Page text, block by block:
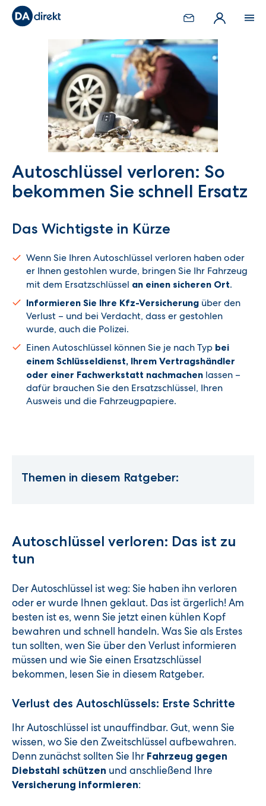
Autoschlüssel verloren: So
bekommen Sie schnell Ersatz
Das Wichtigste in Kürze
Wenn Sie Ihren Autoschlüssel verloren haben oder
er Ihnen gestohlen wurde, bringen Sie Ihr Fahrzeug
mit dem Ersatzschlüssel an einen sicheren Ort.
Informieren Sie Ihre Kfz-Versicherung über den
Verlust – und bei Verdacht, dass er gestohlen
wurde, auch die Polizei.
Einen Autoschlüssel können Sie je nach Typ bei
einem Schlüsseldienst, Ihrem Vertragshändler
oder einer Fachwerkstatt nachmachen lassen –
dafür brauchen Sie den Ersatzschlüssel, Ihren
Ausweis und die Fahrzeugpapiere.
Themen in diesem Ratgeber:
Autoschlüssel verloren: Das ist zu
tun
Der Autoschlüssel ist weg: Sie haben ihn verloren
oder er wurde Ihnen geklaut. Das ist ärgerlich! Am
besten ist es, wenn Sie jetzt einen kühlen Kopf
bewahren und schnell handeln. Was Sie als Erstes
tun sollten, wen Sie über den Verlust informieren
müssen und wie Sie einen Ersatzschlüssel
bekommen, lesen Sie in diesem Ratgeber.
Verlust des Autoschlüssels: Erste Schritte
Ihr Autoschlüssel ist unauffindbar. Gut, wenn Sie
wissen, wo Sie den Zweitschlüssel aufbewahren.
Denn zunächst sollten Sie Ihr Fahrzeug gegen
Diebstahl schützen und anschließend Ihre
Versicherung informieren: